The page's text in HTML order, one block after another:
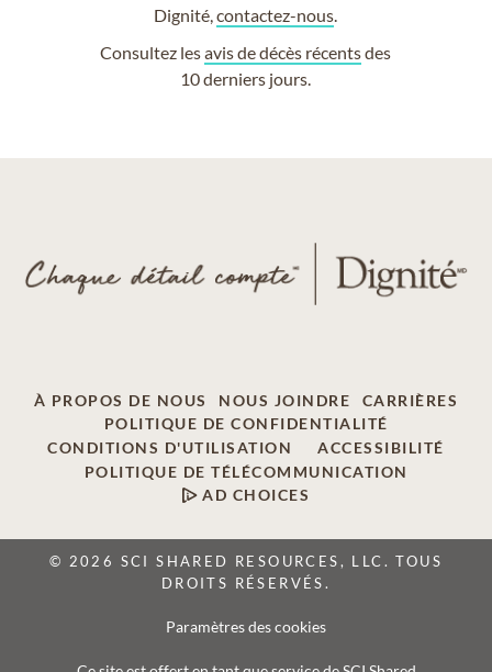
Dignité,contactez-nous
Consultez lesavis de décès récentsdes
10 derniers jours.
À PROPOS DE NOUS NOUS JOINDRE
CARRIÈRES
POLITIQUE DE CONFIDENTIALITÉ
CONDITIONS D'UTILISATION
ACCESSIBILITÉ
POLITIQUE DE TÉLÉCOMMUNICATION
AD CHOICES
© 2026 SCI SHARED RESOURCES, LLC. TOUS
DROITS RÉSERVÉS.
Paramètres des cookies